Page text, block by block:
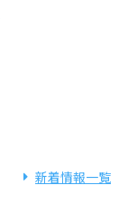
新着情報一覧